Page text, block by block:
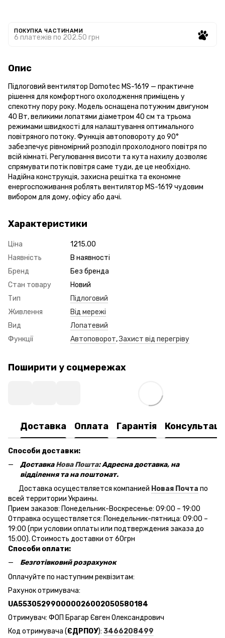
ПОКУПКА ЧАСТИНАМИ
6 платежів по 202.50 грн
Опис
Підлоговий вентилятор Domotec MS-1619 — практичне
рішення для комфортного охолодження приміщень у
спекотну пору року. Модель оснащена потужним двигуном
40 Вт, великими лопатями діаметром 40 см та трьома
режимами швидкості для налаштування оптимального
повітряного потоку. Функція автоповороту до 90°
забезпечує рівномірний розподіл прохолодного повітря по
всій кімнаті. Регулювання висоти та кута нахилу дозволяє
спрямувати потік повітря саме туди, де це необхідно.
Надійна конструкція, захисна решітка та економне
енергоспоживання роблять вентилятор MS-1619 чудовим
вибором для дому, офісу або дачі.
Характеристики
Ціна
1215.00
Наявність
В наявності
Бренд
Без бренда
Стан товару
Новий
Тип
Підлоговий
Живлення
Від мережі
Вид
Лопатевий
Функції
Автоповорот,Захист від перегріву
Поширити у соцмережах
Доставка Оплата Гарантія
Способи доставки:
ДоставкаНова Пошта: Адресна доставка, на
відділення та на поштомат.
Доставка осуществляется компанией Новая Почта по
всей территории Украины.
Прием заказов: Понедельник-Воскресенье: 09:00 – 19:00
Отправка осуществляется: Понедельник-пятница: 09:00 –
19:00 (при условии оплаты или подтверждения заказа до
15:00). Стоимость доставки от 60грн
Способи оплати:
Безготівковий розрахунок
Оплачуйте по наступним реквізитам:
Рахунок отримувача:
UA553052990000026002050580184
Отримувач: ФОП Брагар Євген Олександрович
Код отримувача (ЄДРПОУ): 3466208499